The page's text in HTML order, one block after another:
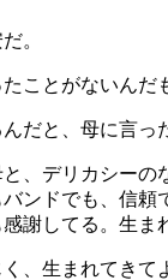
。
ことがないんだ
だと、母に言っ
、デリカシー
ンドでも、信
謝してる。生ま
く、生まれてき